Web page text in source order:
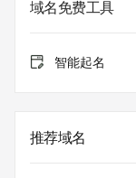
域名免费工具
智能起名
推荐域名